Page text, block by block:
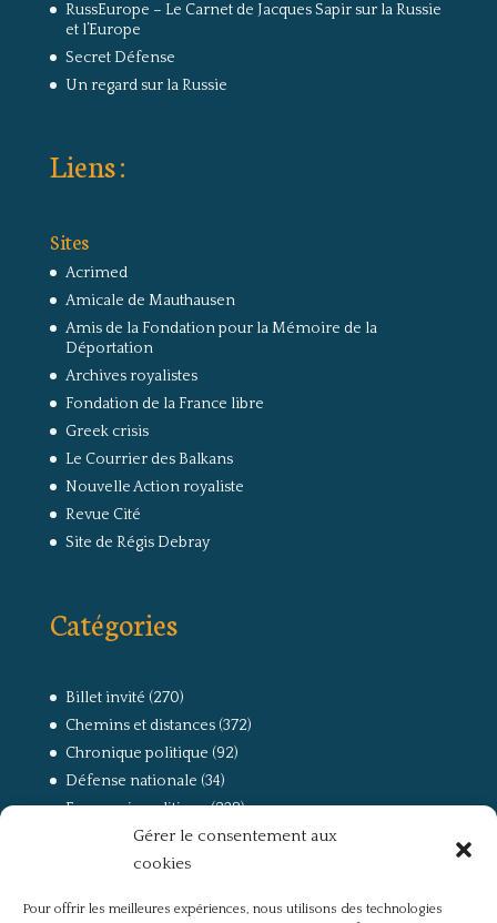
Gérer le consentement aux
cookies
Pour offrir les meilleures expériences, nous utilisons des technologies
RussEurope – Le Carnet de Jacques Sapir sur la Russie
et l’Europe
Secret Défense
Un regard sur la Russie
Liens :
Sites
Acrimed
Amicale de Mauthausen
Amis de la Fondation pour la Mémoire de la
Déportation
Archives royalistes
Fondation de la France libre
Greek crisis
Le Courrier des Balkans
Nouvelle Action royaliste
Revue Cité
Site de Régis Debray
Catégories
Billet invité (270)
Chemins et distances(372)
Chronique politique (92)
Défense nationale (34)
Economie politique(238)
(168)
La guerre, la Résistance et la Déportation
Non classé(42)